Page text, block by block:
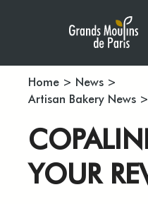
Home > News >
Artisan Bakery News >
YOUR